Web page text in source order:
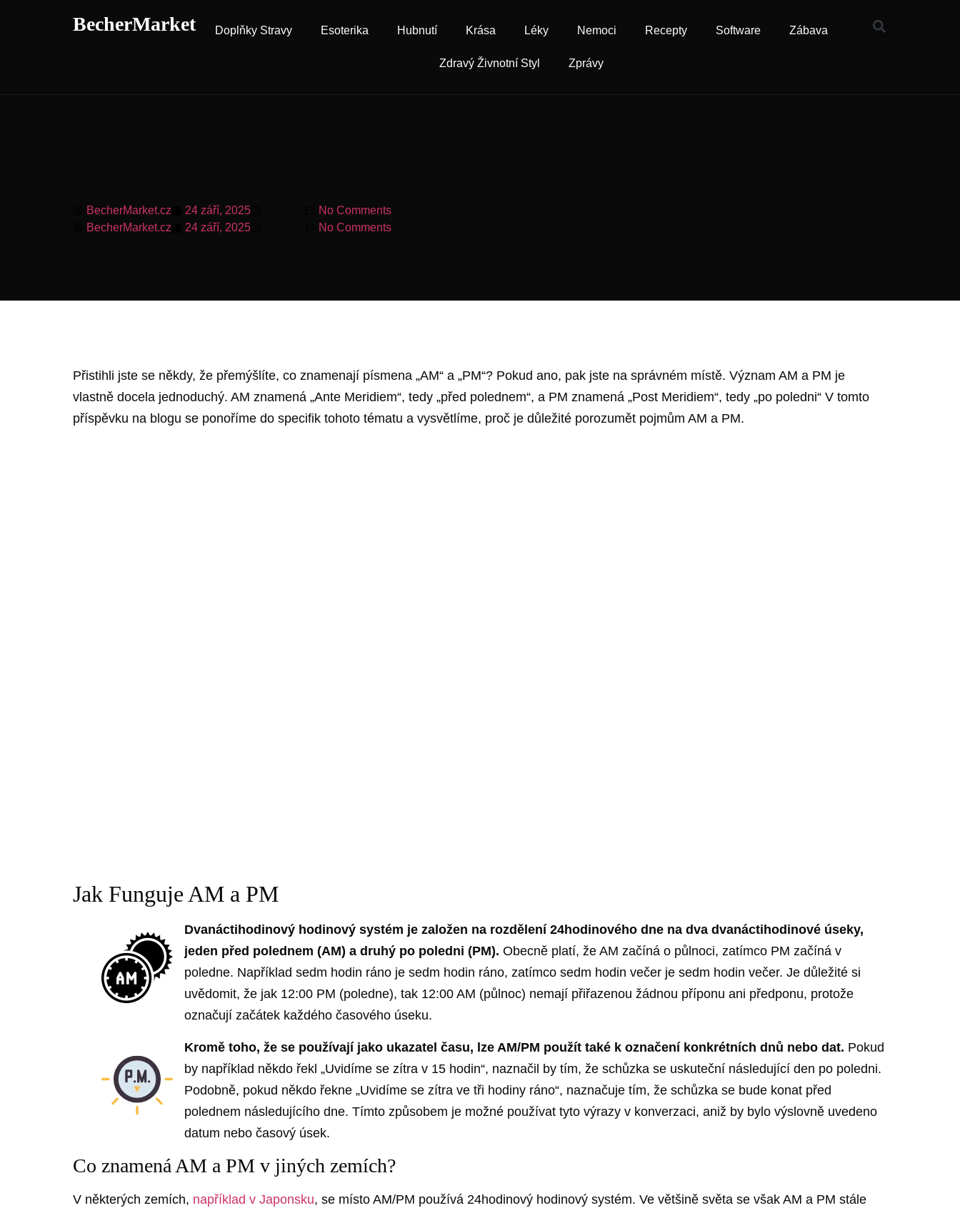
BecherMarket Doplňky Stravy Esoterika Hubnutí Krása Léky Nemoci Recepty Software Zábava
Zdravý Živnotní Styl Zprávy
BecherMarket.cz 24 září, 2025
No Comments
BecherMarket.cz
24 září, 2025 No Comments
Přistihli jste se někdy, že přemýšlíte, co znamenají písmena „AM“ a „PM“? Pokud ano, pak jste na správném místě. Význam AM a PM je
vlastně docela jednoduchý. AM znamená „Ante Meridiem“, tedy „před polednem“, a PM znamená „Post Meridiem“, tedy „po poledni“ V tomto
příspěvku na blogu se ponoříme do specifik tohoto tématu a vysvětlíme, proč je důležité porozumět pojmům AM a PM.
Jak Funguje AM a PM
Dvanáctihodinový hodinový systém je založen na rozdělení 24hodinového dne na dva dvanáctihodinové úseky,
jeden před polednem (AM) a druhý po poledni (PM). Obecně platí, že AM začíná o půlnoci, zatímco PM začíná v
poledne. Například sedm hodin ráno je sedm hodin ráno, zatímco sedm hodin večer je sedm hodin večer. Je důležité si
uvědomit, že jak 12:00 PM (poledne), tak 12:00 AM (půlnoc) nemají přiřazenou žádnou příponu ani předponu, protože
označují začátek každého časového úseku.
Kromě toho, že se používají jako ukazatel času, lze AM/PM použít také k označení konkrétních dnů nebo dat. Pokud
by například někdo řekl „Uvidíme se zítra v 15 hodin“, naznačil by tím, že schůzka se uskuteční následující den po poledni.
Podobně, pokud někdo řekne „Uvidíme se zítra ve tři hodiny ráno“, naznačuje tím, že schůzka se bude konat před
polednem následujícího dne. Tímto způsobem je možné používat tyto výrazy v konverzaci, aniž by bylo výslovně uvedeno
datum nebo časový úsek.
Co znamená AM a PM v jiných zemích?
V některých zemích, například v Japonsku, se místo AM/PM používá 24hodinový hodinový systém. Ve většině světa se však AM a PM stále